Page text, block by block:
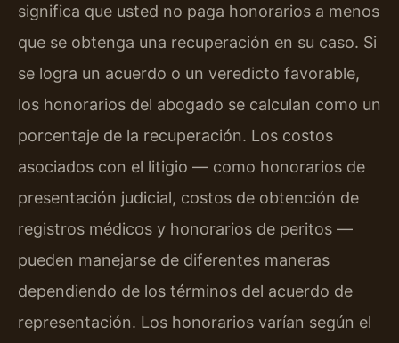
significa que usted no paga honorarios a menos
que se obtenga una recuperación en su caso. Si
se logra un acuerdo o un veredicto favorable,
los honorarios del abogado se calculan como un
porcentaje de la recuperación. Los costos
asociados con el litigio — como honorarios de
presentación judicial, costos de obtención de
registros médicos y honorarios de peritos —
pueden manejarse de diferentes maneras
dependiendo de los términos del acuerdo de
representación. Los honorarios varían según el